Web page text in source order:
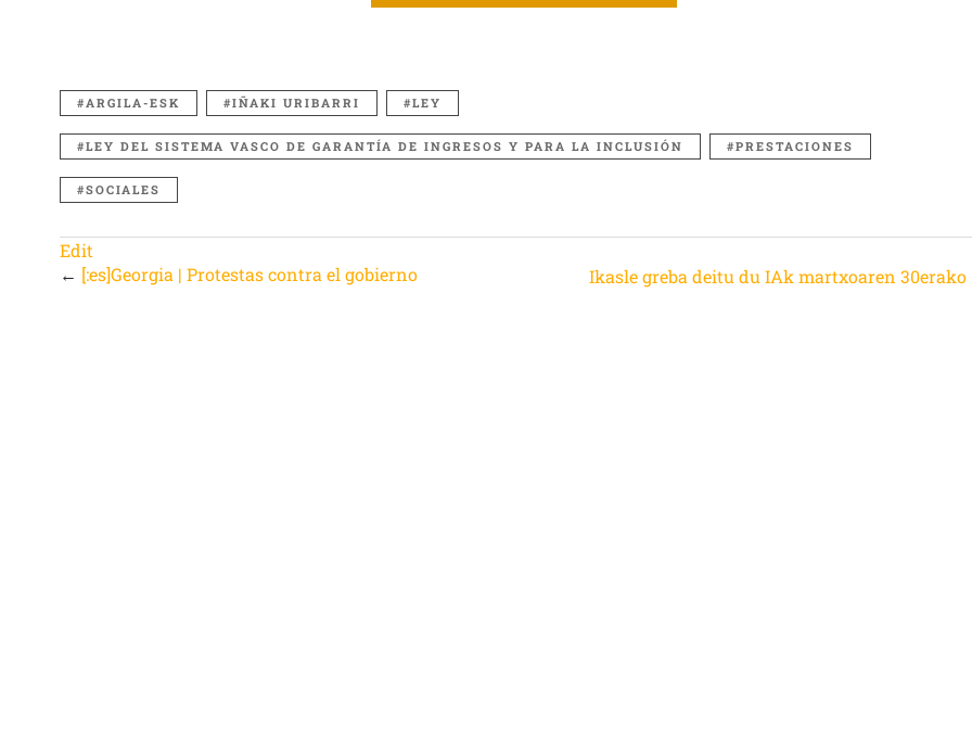
ARGILA-ESK IÑAKI URIBARRI LEY
LEY DEL SISTEMA VASCO DE GARANTÍA DE INGRESOS Y PARA LA INCLUSIÓN PRESTACIONES
SOCIALES
Edit
← [:es]Georgia | Protestas contra el gobierno Ikasle greba deitu du IAk martxoaren 30erako